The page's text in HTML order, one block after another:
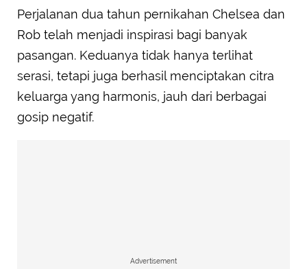
Perjalanan dua tahun pernikahan Chelsea dan
Rob telah menjadi inspirasi bagi banyak
pasangan. Keduanya tidak hanya terlihat
serasi, tetapi juga berhasil menciptakan citra
keluarga yang harmonis, jauh dari berbagai
gosip negatif.
Advertisement